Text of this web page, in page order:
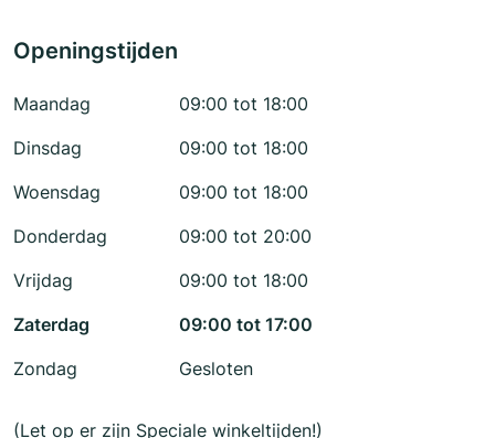
Openingstijden
Maandag
09:00 tot 18:00
Dinsdag
09:00 tot 18:00
Woensdag
09:00 tot 18:00
Donderdag
09:00 tot 20:00
Vrijdag
09:00 tot 18:00
Zaterdag
09:00 tot 17:00
Zondag
Gesloten
(Let op er zijn Speciale winkeltijden!)